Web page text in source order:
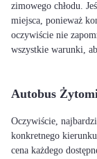
zimowego chłodu.
miejsca, ponieważ
oczywiście nie
wszystkie warunki,
Autobus
Oczywiście,
konkretnego
cena każdego